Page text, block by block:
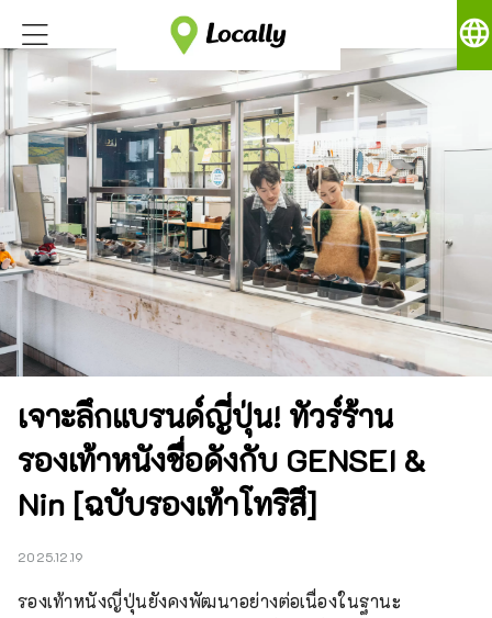
language
เจาะลึกแบรนด์ญี่ปุ่น! ทัวร์ร้าน
รองเท้าหนังชื่อดังกับ GENSEI &
Nin [ฉบับรองเท้าโทริสึ]
2025.12.19
รองเท้าหนังญี่ปุ่นยังคงพัฒนาอย่างต่อเนื่องในฐานะ